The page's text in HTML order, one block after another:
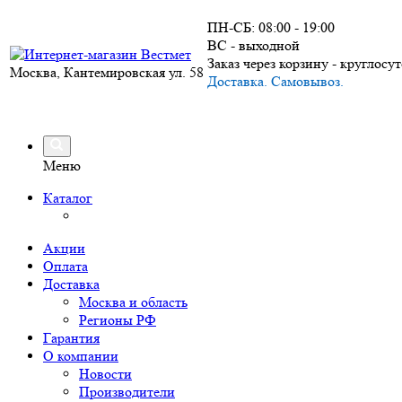
Москва, Кантемировская ул. 58
ПН-СБ: 08:00 - 19:00
ВС - выходной
Заказ через корзину -
Доставка. Самовывоз.
Меню
Каталог
Акции
Оплата
Доставка
Москва и область
Регионы РФ
Гарантия
О компании
Новости
Производители